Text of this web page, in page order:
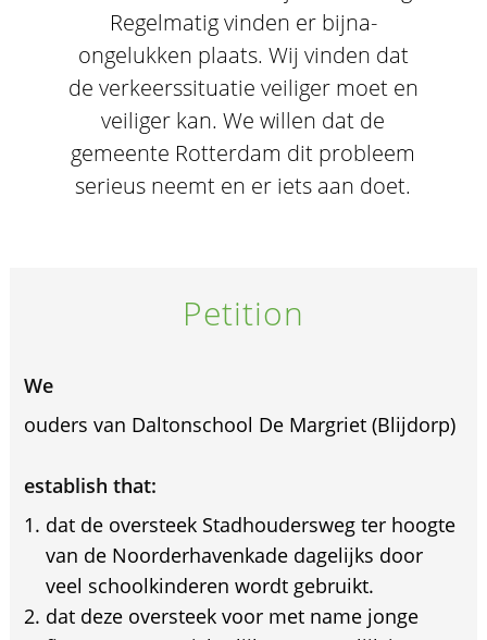
Regelmatig vinden er bijna-
ongelukken plaats. Wij vinden dat
de verkeerssituatie veiliger moet en
veiliger kan. We willen dat de
gemeente Rotterdam dit probleem
serieus neemt en er iets aan doet.
Petition
We
ouders van Daltonschool De Margriet (Blijdorp)
establish that:
dat de oversteek Stadhoudersweg ter hoogte
van de Noorderhavenkade dagelijks door
veel schoolkinderen wordt gebruikt.
dat deze oversteek voor met name jonge